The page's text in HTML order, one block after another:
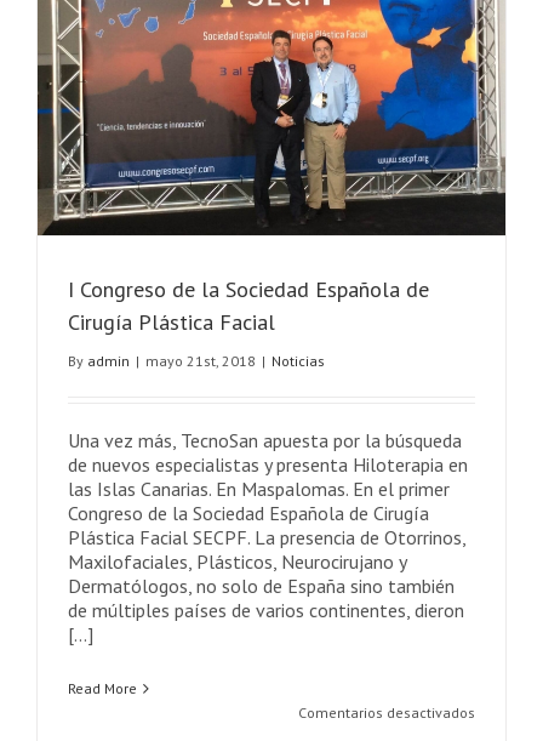
SECPRE
celebrado
en
Gijón
I Congreso de la Sociedad Española de
Cirugía Plástica Facial
By admin | mayo 21st, 2018 | Noticias
Una vez más, TecnoSan apuesta por la búsqueda
de nuevos especialistas y presenta Hiloterapia en
las Islas Canarias. En Maspalomas. En el primer
Congreso de la Sociedad Española de Cirugía
Plástica Facial SECPF. La presencia de Otorrinos,
Maxilofaciales, Plásticos, Neurocirujano y
Dermatólogos, no solo de España sino también
de múltiples países de varios continentes, dieron
[...]
Read More
Comentarios desactivados